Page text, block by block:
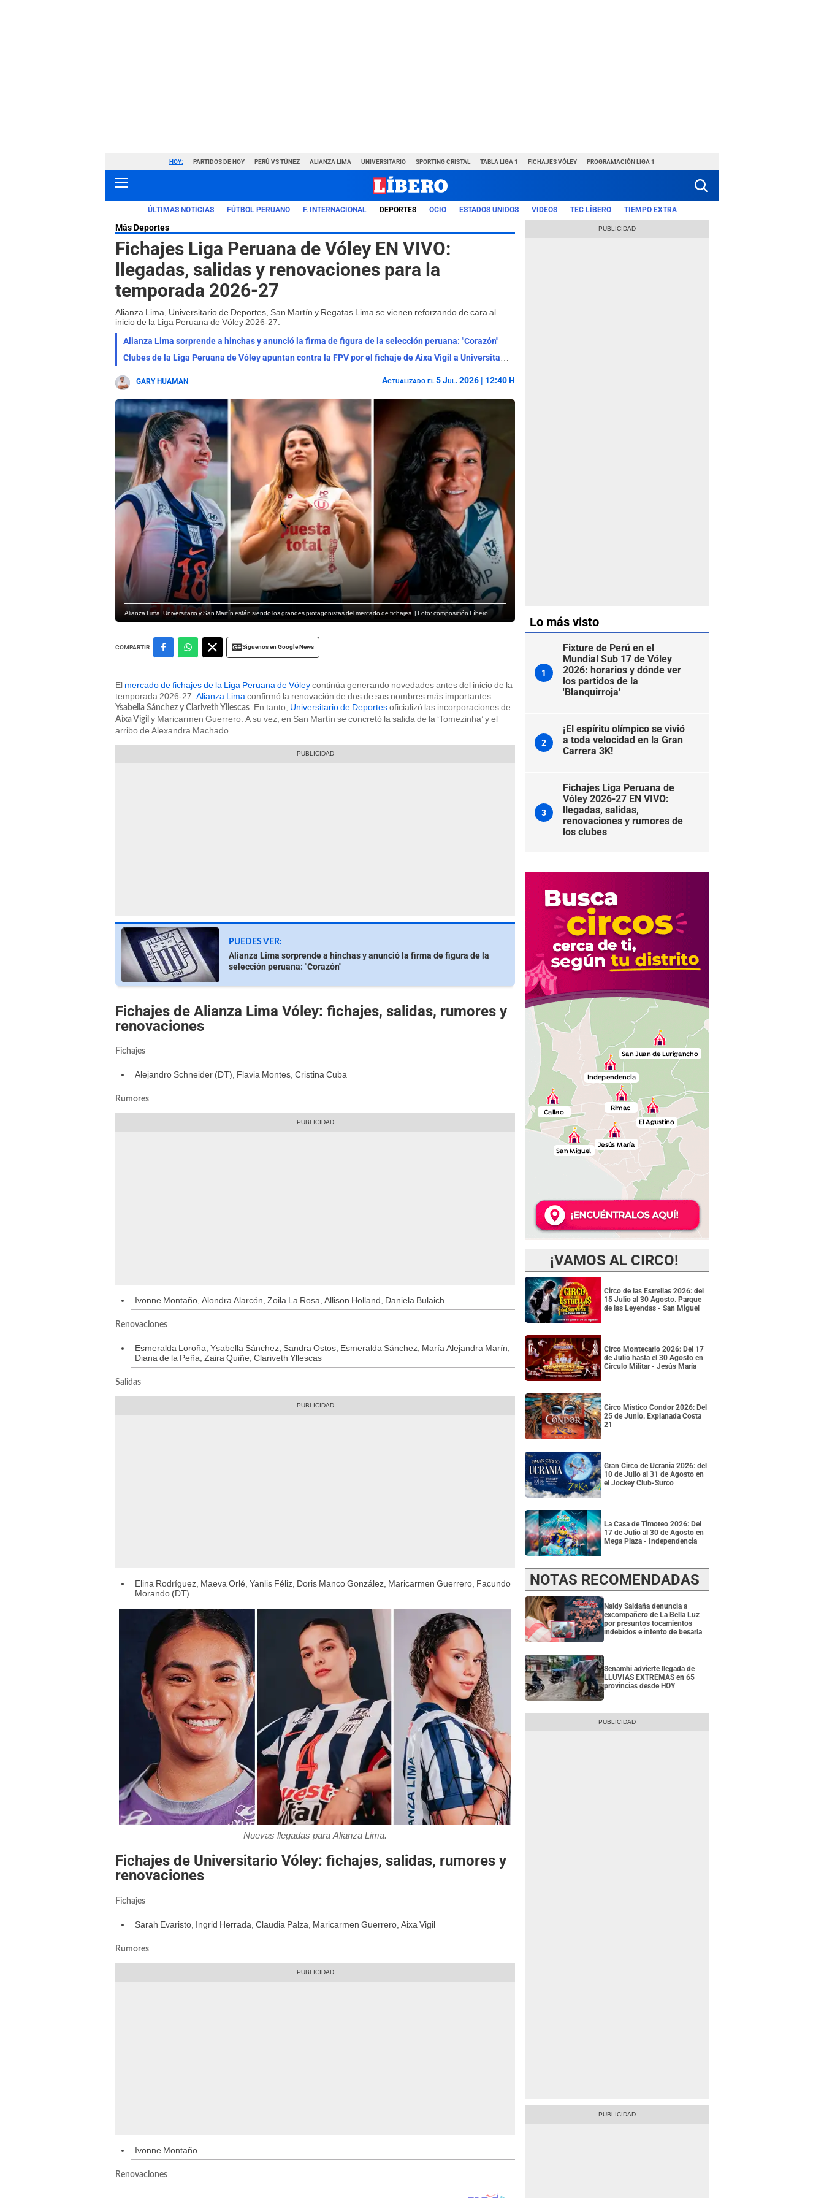
HOY: PARTIDOS DE HOY PERÚ VS TÚNEZ ALIANZA LIMA UNIVERSITARIO SPORTING CRISTAL TABLA LIGA 1 FICHAJES VÓLEY PROGRAMACIÓN LIGA 1
ÚLTIMAS NOTICIAS FÚTBOL PERUANO F. INTERNACIONAL DEPORTES OCIO ESTADOS UNIDOS VIDEOS TEC LÍBERO TIEMPO EXTRA
Más Deportes
Fichajes Liga Peruana de Vóley EN VIVO:
llegadas, salidas y renovaciones para la
temporada 2026-27
Alianza Lima, Universitario de Deportes, San Martín y Regatas Lima se vienen reforzando de cara al
inicio de la Liga Peruana de Vóley 2026-27
Alianza Lima sorprende a hinchas y anunció la firma de figura de la selección peruana: "Corazón"
Clubes de la Liga Peruana de Vóley apuntan contra la FPV por el fichaje de Aixa Vigil a Universitario
GARY HUAMAN Actualizado el 5 Jul. 2026 | 12:40 H
Alianza Lima, Universitario y San Martín están siendo los grandes protagonistas del mercado de fichajes. | Foto: composición Líbero
COMPARTIR Siguenos en Google News
El mercado de fichajes de la Liga Peruana de Vóleycontinúa generando novedades antes del inicio de la
temporada 2026-27. Alianza Lima confirmó la renovación de dos de sus nombres más importantes:
Ysabella Sánchez y Clariveth Yllescas . En tanto, Universitario de Deportesoficializó las incorporaciones de
Aixa Vigil y Maricarmen Guerrero. A su vez, en San Martín se concretó la salida de la ‘Tomezinha’ y el
arribo de Alexandra Machado.
PUEDES VER:
Alianza Lima sorprende a hinchas y anunció la firma de figura de la
selección peruana: "Corazón"
Fichajes de Alianza Lima Vóley: fichajes, salidas, rumores y
renovaciones
Fichajes
Alejandro Schneider (DT), Flavia Montes, Cristina Cuba
Rumores
Ivonne Montaño, Alondra Alarcón, Zoila La Rosa, Allison Holland, Daniela Bulaich
Renovaciones
Esmeralda Loroña, Ysabella Sánchez, Sandra Ostos, Esmeralda Sánchez, María Alejandra Marín,
Diana de la Peña, Zaira Quiñe, Clariveth Yllescas
Salidas
Elina Rodríguez, Maeva Orlé, Yanlis Féliz, Doris Manco González, Maricarmen Guerrero, Facundo
Morando (DT)
Nuevas llegadas para Alianza Lima.
Fichajes de Universitario Vóley: fichajes, salidas, rumores y
renovaciones
Fichajes
Sarah Evaristo, Ingrid Herrada, Claudia Palza, Maricarmen Guerrero, Aixa Vigil
Rumores
Ivonne Montaño
Renovaciones
Lo más visto
1
Fixture de Perú en el
Mundial Sub 17 de Vóley
2026: horarios y dónde ver
los partidos de la
'Blanquirroja'
2
¡El espíritu olímpico se vivió
a toda velocidad en la Gran
Carrera 3K!
3
Fichajes Liga Peruana de
Vóley 2026-27 EN VIVO:
llegadas, salidas,
renovaciones y rumores de
los clubes
¡VAMOS AL CIRCO!
Circo de las Estrellas 2026: del
15 Julio al 30 Agosto. Parque
de las Leyendas - San Miguel
Circo Montecarlo 2026: Del 17
de Julio hasta el 30 Agosto en
Círculo Militar - Jesús María
Circo Místico Condor 2026: Del
25 de Junio. Explanada Costa
21
Gran Circo de Ucrania 2026: del
10 de Julio al 31 de Agosto en
el Jockey Club-Surco
La Casa de Timoteo 2026: Del
17 de Julio al 30 de Agosto en
Mega Plaza - Independencia
NOTAS RECOMENDADAS
Naldy Saldaña denuncia a
excompañero de La Bella Luz
por presuntos tocamientos
indebidos e intento de besarla
Senamhi advierte llegada de
LLUVIAS EXTREMAS en 65
provincias desde HOY